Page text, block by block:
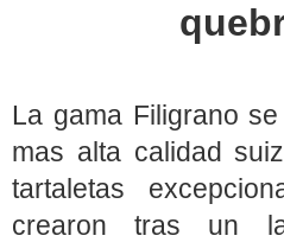
La gama Filigrano
mas alta calidad
tartaletas
crearon tras un